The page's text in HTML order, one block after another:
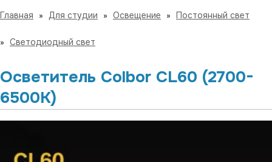
Главная » Для студии » Освещение » Постоянный свет
» Светодиодный свет
Осветитель Colbor CL60 (2700-
6500K)